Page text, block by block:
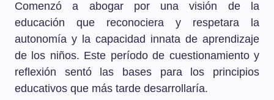
Comenzó a abogar por una visión de la
educación que reconociera y respetara la
autonomía y la capacidad innata de aprendizaje
de los niños. Este período de cuestionamiento y
reflexión sentó las bases para los principios
educativos que más tarde desarrollaría.